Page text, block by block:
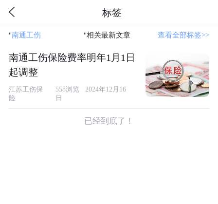
标签
"南通工伤 "相关最新文章 查看全部标签>>
南通工伤保险费率明年1月1日
起调整
江苏工伤保
险
558浏览 2024年12月16
日
已经到底了！